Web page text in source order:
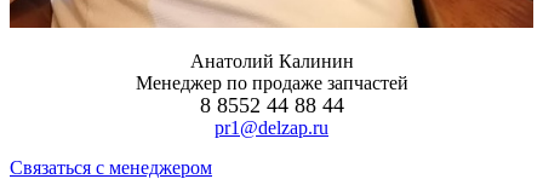
Анатолий Калинин
Менеджер по продаже запчастей
8 8552 44 88 44
pr1@delzap.ru
Cвязаться с менеджером